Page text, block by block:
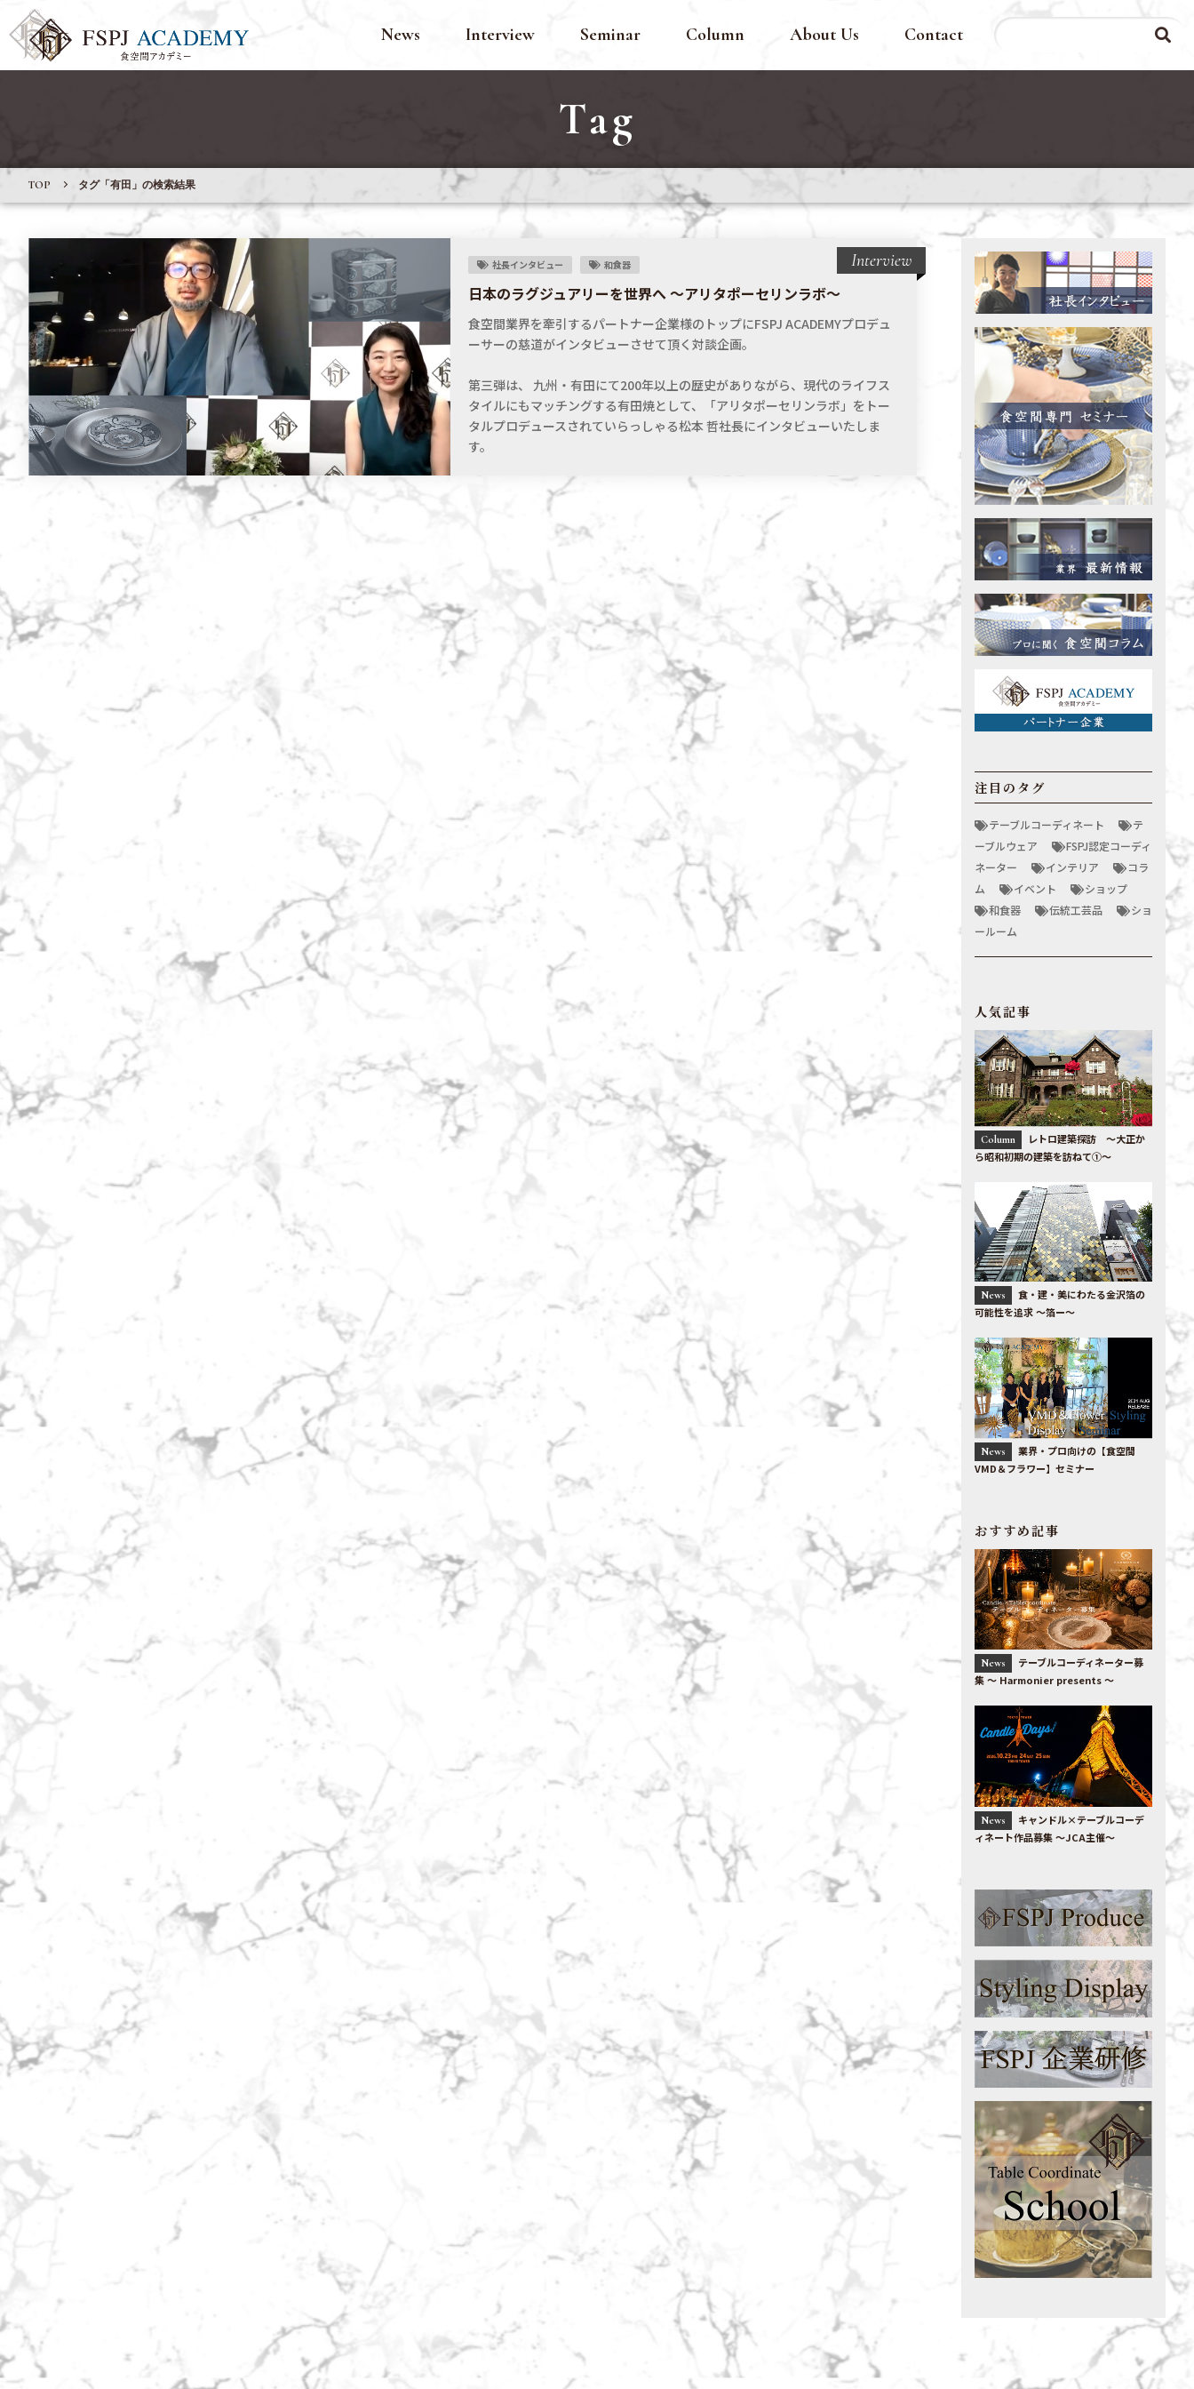
News Interview Seminar Column About Us Contact
Tag
TOP タグ「有田」の検索結果
社長インタビュー 和食器
Interview
日本のラグジュアリーを世界へ 〜アリタポーセリンラボ〜
食空間業界を牽引するパートナー企業様のトップにFSPJ ACADEMYプロデュ
ーサーの慈道がインタビューさせて頂く対談企画。
第三弾は、 九州・有田にて200年以上の歴史がありながら、現代のライフス
タイルにもマッチングする有田焼として、「アリタポーセリンラボ」をトー
タルプロデュースされていらっしゃる松本 哲社長にインタビューいたしま
す。
注目のタグ
テーブルコーディネート
テ
ーブルウェア
FSPJ認定コーディ
ネーター
インテリア
コラ
ム
イベント
ショップ
和食器
伝統工芸品
ショ
ールーム
人気記事
Column
レトロ建築探訪 〜大正か
ら昭和初期の建築を訪ねて①〜
News
食・建・美にわたる金沢箔の
可能性を追求 〜箔ー〜
News
業界・プロ向けの【食空間
VMD＆フラワー】セミナー
おすすめ記事
News
テーブルコーディネーター募
集 〜 Harmonier presents 〜
News
キャンドル×テーブルコーデ
ィネート作品募集 ～JCA主催～